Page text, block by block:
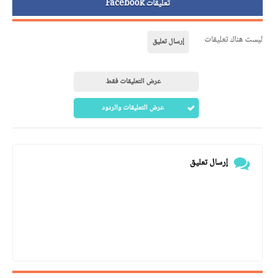
تعليقات Facebook
ليست هناك تعليقات إرسال تعليق
عرض التعليقات فقط
عرض التعليقات والردود
إرسال تعليق